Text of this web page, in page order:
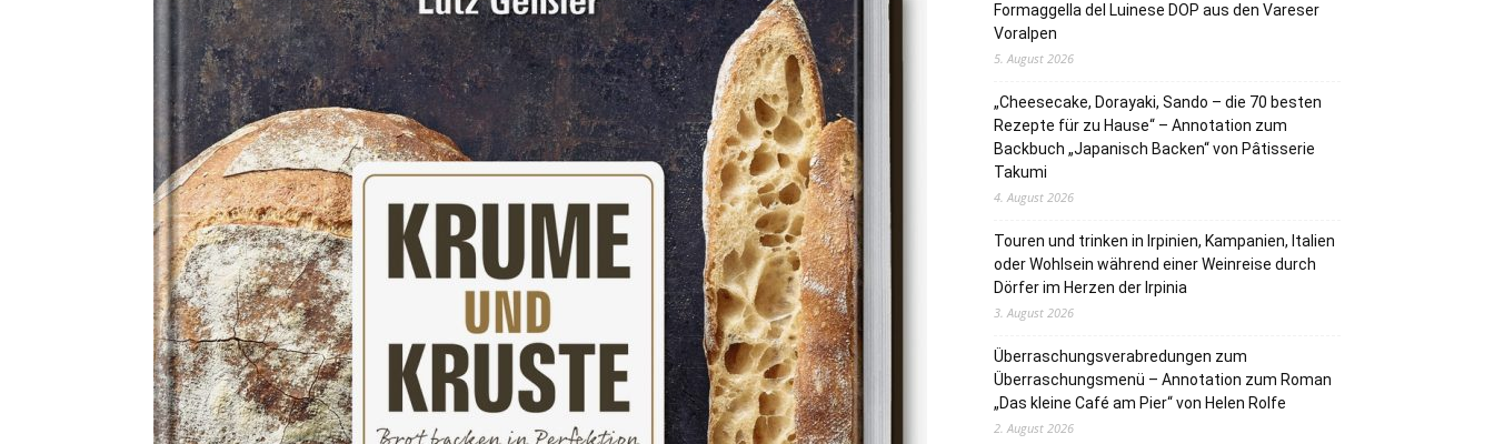
Formaggella del Luinese DOP aus den Vareser
Voralpen
5. August 2026
„Cheesecake, Dorayaki, Sando – die 70 besten
Rezepte für zu Hause“ – Annotation zum
Backbuch „Japanisch Backen“ von Pâtisserie
Takumi
4. August 2026
Touren und trinken in Irpinien, Kampanien, Italien
oder Wohlsein während einer Weinreise durch
Dörfer im Herzen der Irpinia
3. August 2026
Überraschungsverabredungen zum
Überraschungsmenü – Annotation zum Roman
„Das kleine Café am Pier“ von Helen Rolfe
2. August 2026